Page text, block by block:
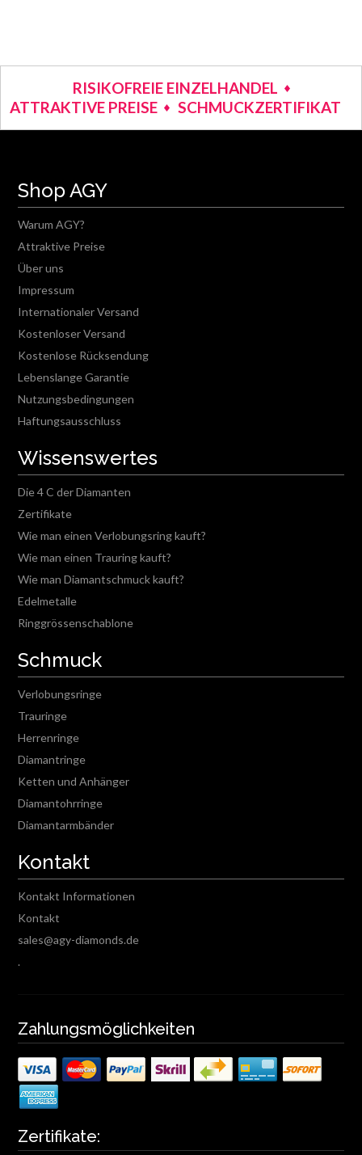
RISIKOFREIE EINZELHANDEL
ATTRAKTIVE PREISE
SCHMUCKZERTIFIKAT
Shop AGY
Warum AGY?
Attraktive Preise
Über uns
Impressum
Internationaler Versand
Kostenloser Versand
Kostenlose Rücksendung
Lebenslange Garantie
Nutzungsbedingungen
Haftungsausschluss
Wissenswertes
Die 4 C der Diamanten
Zertifikate
Wie man einen Verlobungsring kauft?
Wie man einen Trauring kauft?
Wie man Diamantschmuck kauft?
Edelmetalle
Ringgrössenschablone
Schmuck
Verlobungsringe
Trauringe
Herrenringe
Diamantringe
Ketten und Anhänger
Diamantohrringe
Diamantarmbänder
Kontakt
Kontakt Informationen
Kontakt
sales@agy-diamonds.de
.
Zahlungsmöglichkeiten
Zertifikate: